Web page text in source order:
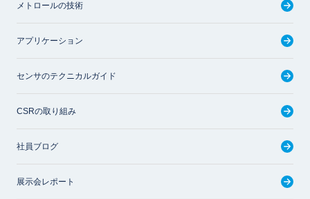
メトロールの技術
アプリケーション
センサのテクニカルガイド
CSRの取り組み
社員ブログ
展示会レポート